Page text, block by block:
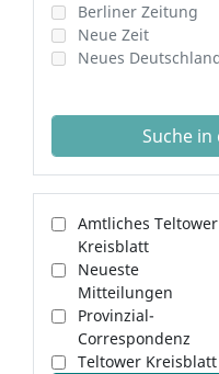
Berliner Zeitung
Neue Zeit
Neues
Suche in
Amtliches Teltower
Kreisblatt
Neueste
Mitteilungen
Provinzial-
Correspondenz
Teltower Kreisblatt